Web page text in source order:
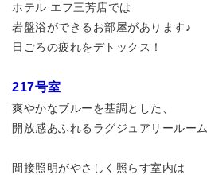
ホテル エフ三芳店では
岩盤浴ができるお部屋があります♪
日ごろの疲れをデトックス！
217号室
爽やかなブルーを基調とした、
開放感あふれるラグジュアリールーム
間接照明がやさしく照らす室内は